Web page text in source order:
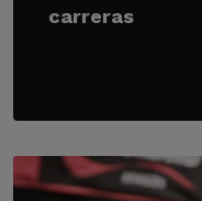
carreras